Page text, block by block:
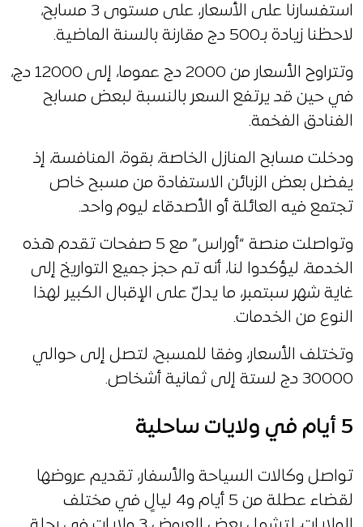
استفسارنا على الأسعار، على مستوى 3 مسابح،
لاحظنا زيادة بـ500 دج مقارنة بالسنة الماضية.
وتتراوح الأسعار من 2000 دج عموما، إلى 12000 دج،
في حين قد يرتفع السعر بالنسبة لبعض مسابح
الفنادق الفخمة.
ودخلت مسابح المنازل الخاصة، بقوة، المنافسة، إذ
يفضل بعض الزبائن الاستفادة من مسبح خاص
تجتمع فيه العائلة أو الأصدقاء ليوم واحد.
وتواصلت منصة “أوراس” مع 5 صفحات تقدم هذه
الخدمة، ليؤكدوا لنا، أنه تم حجز جميع التواريخ إلى
غاية شهر سبتمبر، ما يدلّ على الإقبال الكبير لهذا
النوع من الخدمات.
وتختلف الأسعار، وفقا للمسبح، لتصل إلى حوالي
30000 دج لستة إلى ثمانية أشخاص.
5 أيام في ولايات ساحلية
تواصل وكالات السياحة والأسفار، تقديم عروضها
لقضاء عطلة من 5 أيام و4 ليالٍ في مختلف